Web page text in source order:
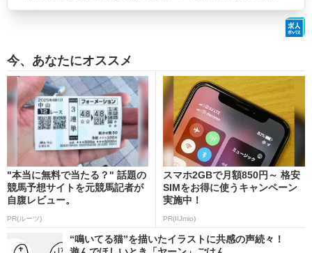
今、あなたにオススメ
"本当に無料で当たる？" 話題の
競馬予想サイトを元競馬記者が
自腹レビュー。
PR(ルーツ)
スマホ2GBで月額850円～ 格安
SIMをお得に使うキャンペーン
実施中！
PR(IIJmio)
“鳴いてる猫”を描いたイラストに共感の声続々！